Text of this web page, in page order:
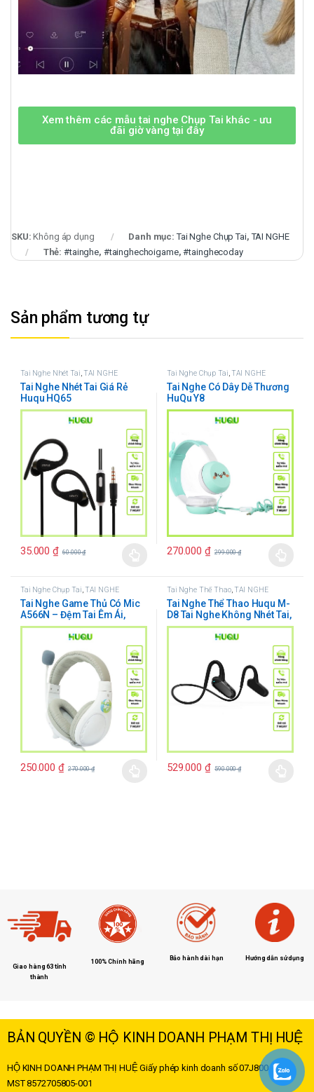
Xem thêm các mẫu tai nghe Chụp Tai khác - ưu
đãi giờ vàng tại đây
SKU:Không áp dụng Danh mục:Tai Nghe Chụp Tai,TAI NGHE
Thẻ:#tainghe, #tainghechoigame,#tainghecoday
Sản phẩm tương tự
Tai Nghe Nhét Tai,TAI NGHE
Tai Nghe Nhét Tai Giá Rẻ
Huqu HQ65
35.000₫ 60.000₫
Tai Nghe Chụp Tai,TAI NGHE
Tai Nghe Có Dây Dễ Thương
HuQu Y8
270.000 ₫ 299.000₫
Tai Nghe Chụp Tai,TAI NGHE
Tai Nghe Game Thủ Có Mic
A566N – Đệm Tai Êm Ái,
Thoải Mái
250.000 ₫ 270.000₫
Tai Nghe Thể Thao,TAI NGHE
Tai Nghe Thể Thao Huqu M-
D8 Tai Nghe Không Nhét Tai,
Cho Đôi Tai Thông Thoáng
529.000 ₫ 590.000₫
Giao hàng 63 tỉnh
thành
100% Chính hãng Bảo hành dài hạn Hướng dẫn sử dụng
BẢN QUYỀN © HỘ KINH DOANH PHẠM THỊ HUỆ
HỘ KINH DOANH PHẠM THỊ HUỆ Giấy phép kinh doanh số 07J8004178 –
MST8572705805-001